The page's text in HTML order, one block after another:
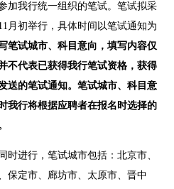
加我行统一组织的笔试。笔试拟采
月初举行，具体时间以笔试通知为
笔试城市、科目意向，填写内容仅
不代表已获得我行笔试资格，获得
送的笔试通知。笔试城市、科目意
我行将根据应聘者在报名时选择的
时进行，笔试城市包括：北京市、
保定市、廊坊市、太原市、晋中